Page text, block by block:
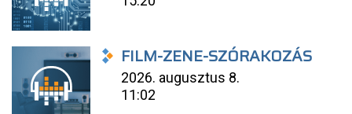
FILM-ZENE-SZÓRAKOZÁS
2026. augusztus 8.
11:02